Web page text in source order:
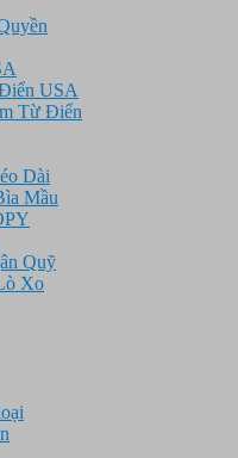
USA
Từ Điển
Dài
Mầu
Quỹ
Xo